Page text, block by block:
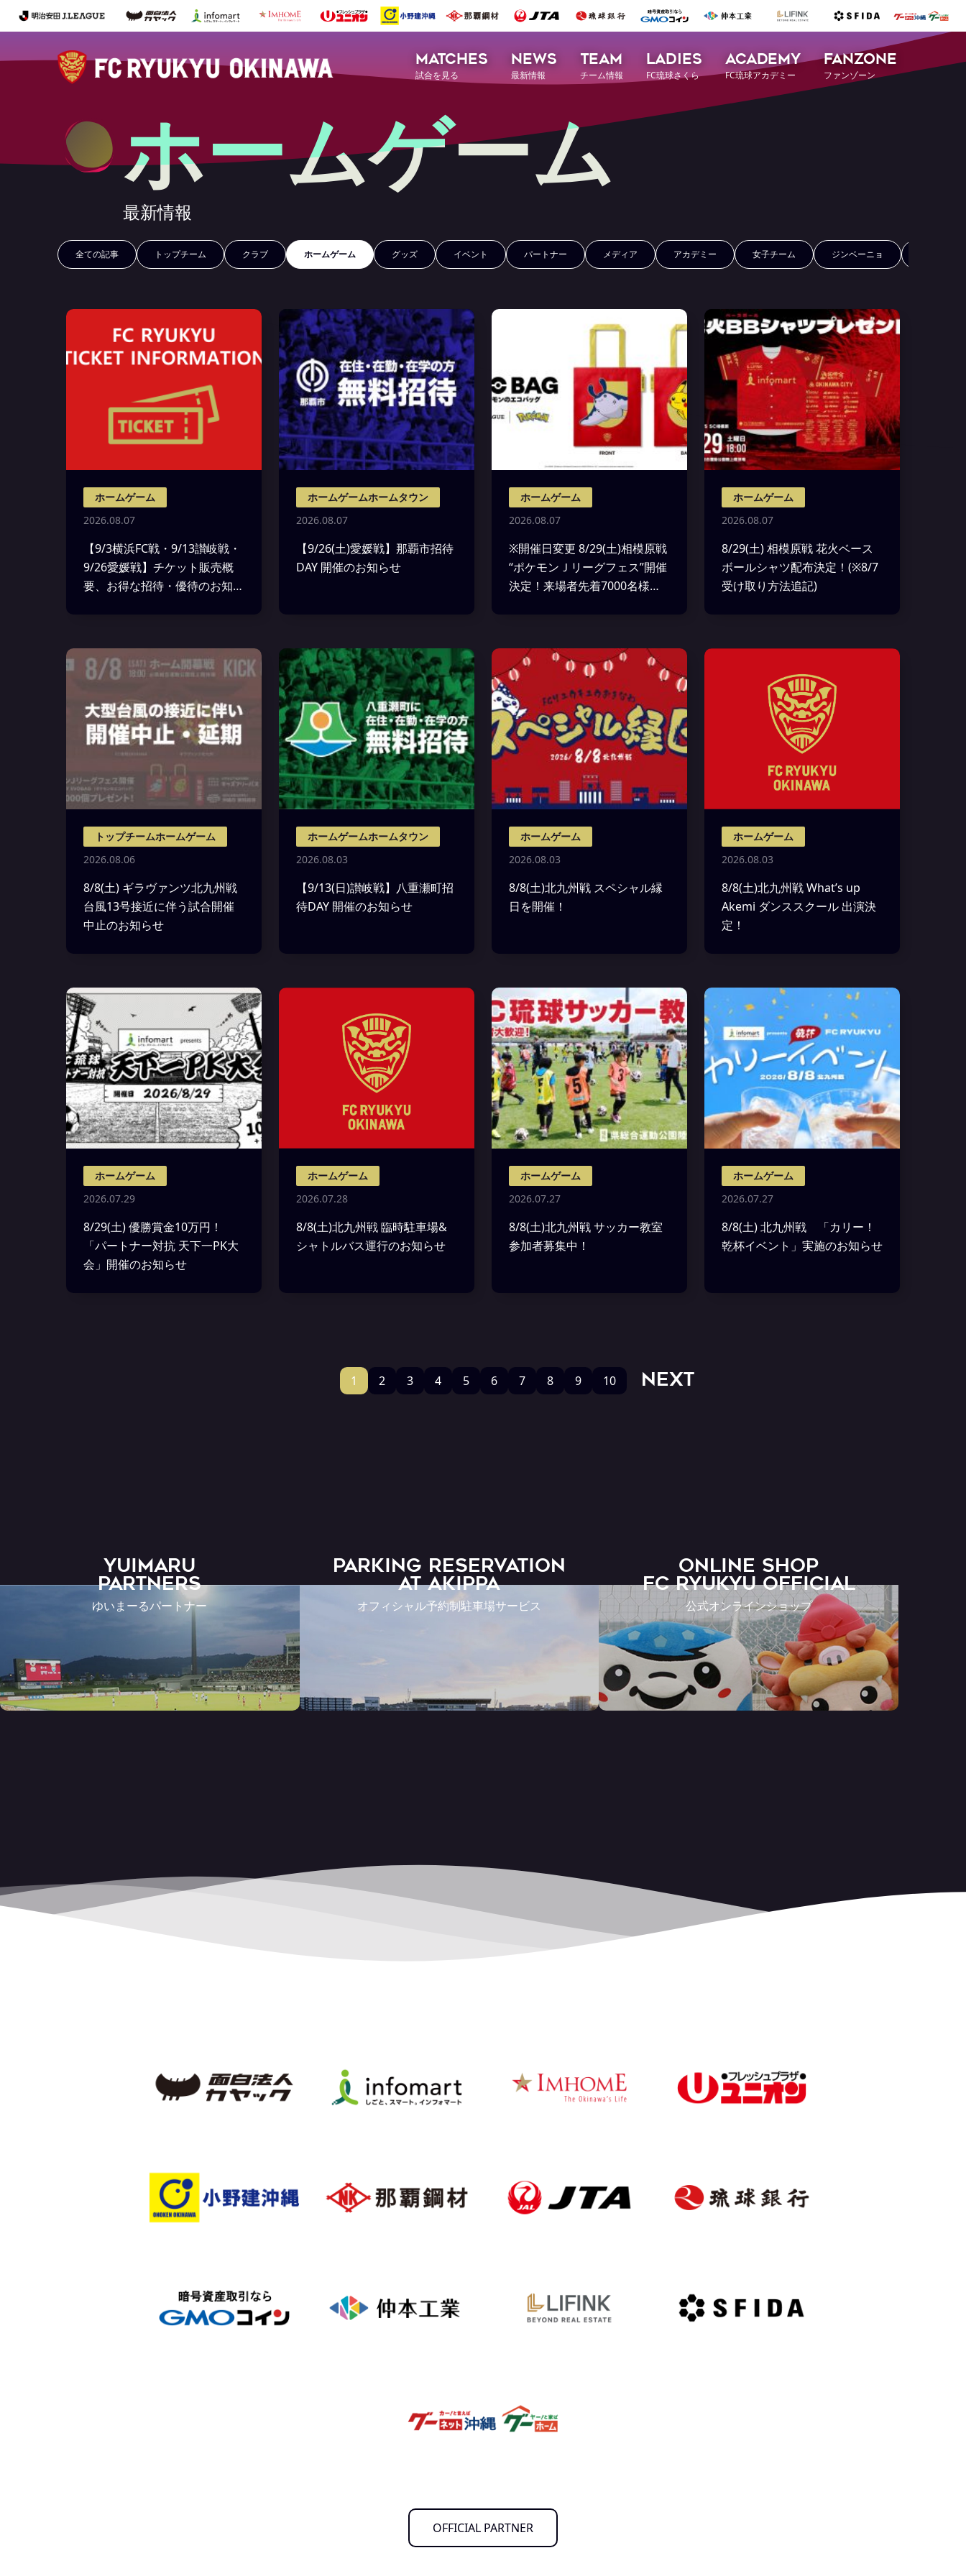
MATCHES
試合を見る
NEWS
最新情報
TEAM
チーム情報
LADIES
FC琉球さくら
ACADEMY
FC琉球アカデミー
FANZONE
ファンゾーン
ホームゲーム
最新情報
全ての記事 トップチーム クラブ ホームゲーム グッズ イベント パートナー メディア アカデミー 女子チーム ジンベーニョ
ホームゲーム
2026.08.07
【9/3横浜FC戦・9/13讃岐戦・
9/26愛媛戦】チケット販売概
要、お得な招待・優待のお知ら
ホームゲームホームタウン
2026.08.07
【9/26(土)愛媛戦】那覇市招待
DAY 開催のお知らせ
ホームゲーム
2026.08.07
※開催日変更 8/29(土)相模原戦
“ポケモンＪリーグフェス”開催
決定！来場者先着7000名様に
ホームゲーム
2026.08.07
8/29(土) 相模原戦 花火ベース
ボールシャツ配布決定！(※8/7
受け取り方法追記)
トップチームホームゲーム
2026.08.06
8/8(土) ギラヴァンツ北九州戦
台風13号接近に伴う試合開催
中止のお知らせ
ホームゲームホームタウン
2026.08.03
【9/13(日)讃岐戦】八重瀬町招
待DAY 開催のお知らせ
ホームゲーム
2026.08.03
8/8(土)北九州戦 スペシャル縁
日を開催！
ホームゲーム
2026.08.03
8/8(土)北九州戦 What’s up
Akemi ダンススクール 出演決
定！
ホームゲーム
2026.07.29
8/29(土) 優勝賞金10万円！
「パートナー対抗 天下一PK大
会」開催のお知らせ
ホームゲーム
2026.07.28
8/8(土)北九州戦 臨時駐車場&
シャトルバス運行のお知らせ
ホームゲーム
2026.07.27
8/8(土)北九州戦 サッカー教室
参加者募集中！
ホームゲーム
2026.07.27
8/8(土) 北九州戦 「カリー！
乾杯イベント」実施のお知らせ
1 2 3 4 5 6 7 8 9 10 NEXT
YUIMARU
Partners
ゆいまーるパートナー
PARKING RESERVATION
AT Akippa
オフィシャル予約制駐車場サービス
ONLINE SHOP
FC RYUKYU OFFICIAL
公式オンラインショップ
OFFICIAL PARTNER